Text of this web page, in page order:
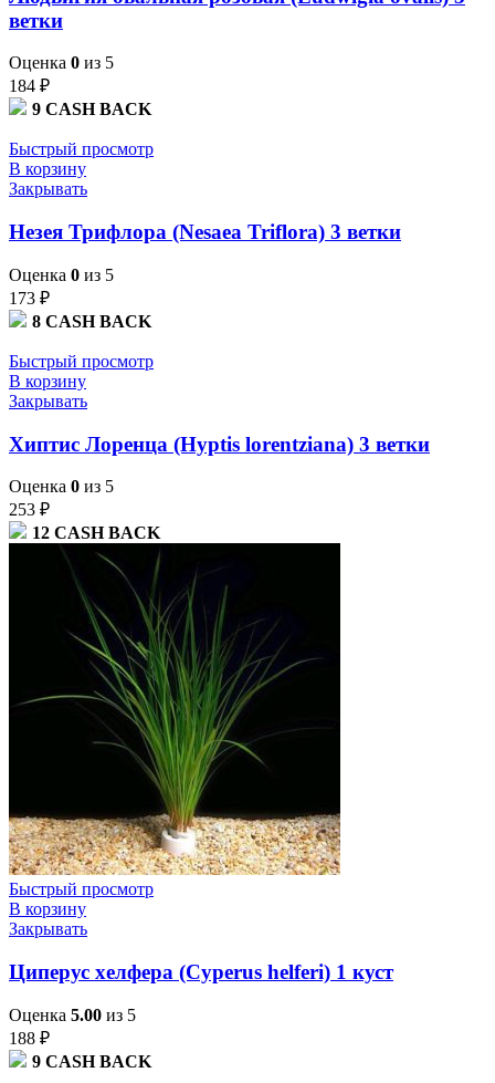
ветки
Оценка 0 из 5
184 ₽
9 CASH BACK
Быстрый просмотр
В корзину
Закрывать
Незея Трифлора (Nesaea Triflora) 3 ветки
Оценка 0 из 5
173 ₽
8 CASH BACK
Быстрый просмотр
В корзину
Закрывать
Хиптис Лоренца (Hyptis lorentziana) 3 ветки
Оценка 0 из 5
253 ₽
12 CASH BACK
Быстрый просмотр
В корзину
Закрывать
Циперус хелфера (Cyperus helferi) 1 куст
Оценка 5.00 из 5
188 ₽
9 CASH BACK